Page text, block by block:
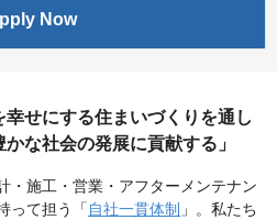
Now
せにする住まいづくりを通し
な社会の発展に貢献する」
施工・営業・アフターメンテナン
って担う「 自社一貫体制 」。私たち